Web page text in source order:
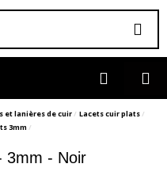
et lanières de cuir
Lacets cuir plats
3mm
3mm - Noir